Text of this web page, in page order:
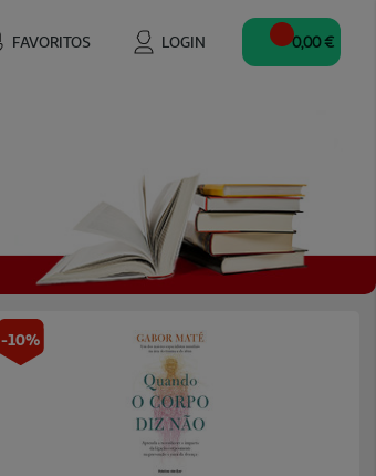
FAVORITOS LOGIN 0,00 €
-10%